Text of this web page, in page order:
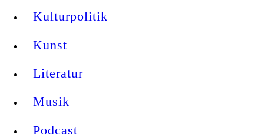
Kulturpolitik
Kunst
Literatur
Musik
Podcast